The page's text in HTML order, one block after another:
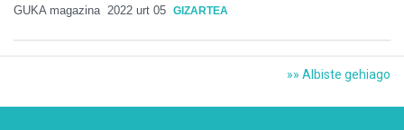
GUKA magazina 2022 urt 05 GIZARTEA
»» Albiste gehiago